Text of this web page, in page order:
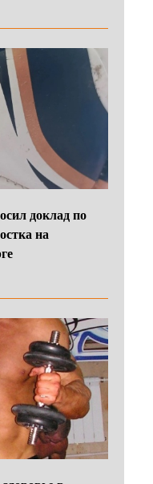
доклад по
на